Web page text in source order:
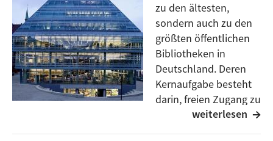
zu den ältesten,
sondern auch zu den
größten öffentlichen
Bibliotheken in
Deutschland. Deren
Kernaufgabe besteht
darin, freien Zugang zu
Informationen zu
weiterlesen